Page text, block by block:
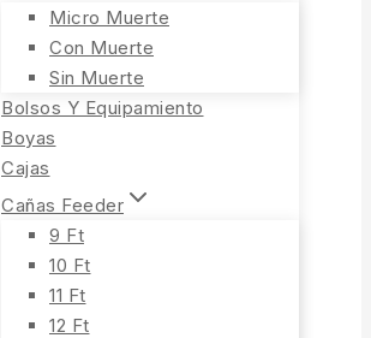
Micro Muerte
Con Muerte
Sin Muerte
Bolsos Y Equipamiento
Boyas
Cajas
Cañas Feeder
9 Ft
10 Ft
11 Ft
12 Ft